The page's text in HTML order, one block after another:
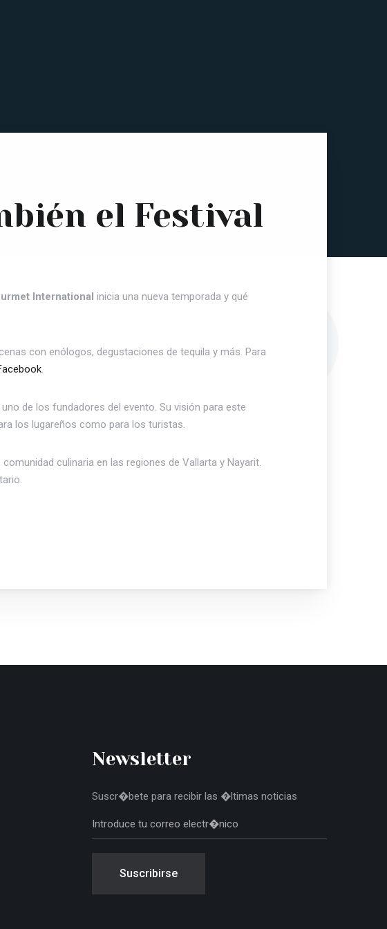
el Festival
International inicia una nueva temporada y qué
con enólogos, degustaciones de tequila y más. Para
.
de los fundadores del evento. Su visión para este
los lugareños como para los turistas.
culinaria en las regiones de Vallarta y Nayarit.
Newsletter
Suscr�bete para recibir las �ltimas noticias
Suscribirse